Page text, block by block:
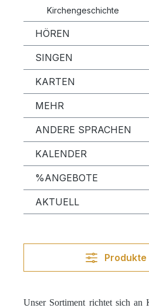
Kirchengeschichte
HÖREN
SINGEN
KARTEN
MEHR
ANDERE SPRACHEN
KALENDER
%ANGEBOTE
AKTUELL
Unser Sortiment richtet sich an